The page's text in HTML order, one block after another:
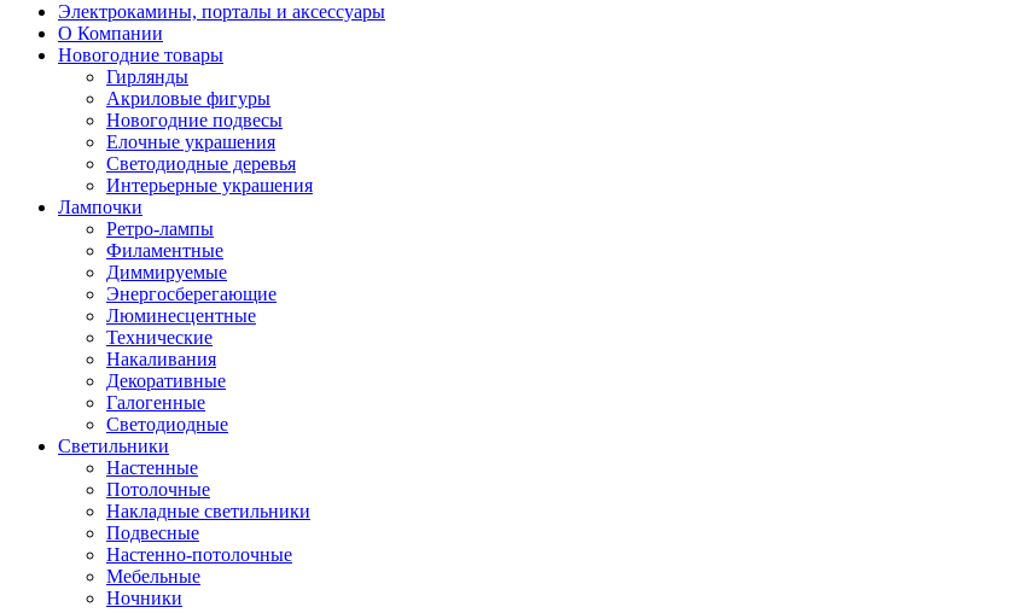
Электрокамины, порталы и аксессуары
О Компании
Новогодние товары
Гирлянды
Акриловые фигуры
Новогодние подвесы
Елочные украшения
Светодиодные деревья
Интерьерные украшения
Лампочки
Ретро-лампы
Филаментные
Диммируемые
Энергосберегающие
Люминесцентные
Технические
Накаливания
Декоративные
Галогенные
Светодиодные
Светильники
Настенные
Потолочные
Накладные светильники
Подвесные
Настенно-потолочные
Мебельные
Ночники